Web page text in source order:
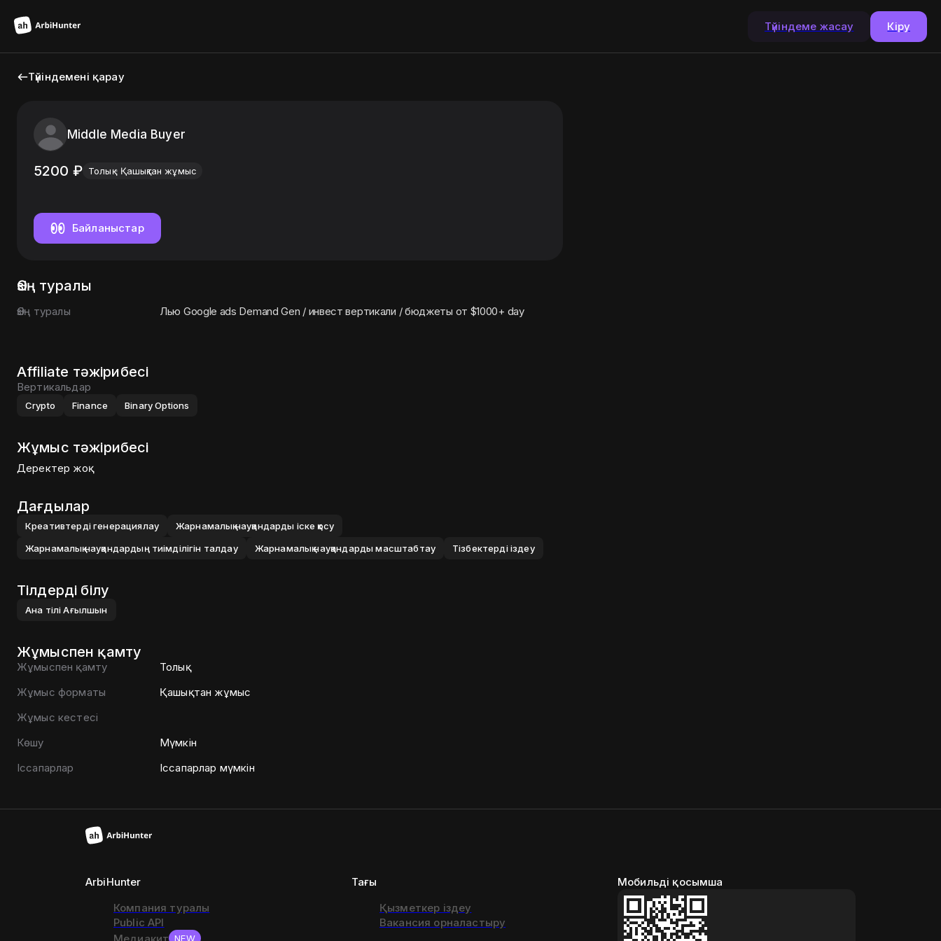
Түйіндеме жасау Кіру
Түйіндемені қарау
Middle Media Buyer
5200 ₽ Толық Қашықтан жұмыс
Байланыстар
Өзің туралы
Өзің туралы Лью Google ads Demand Gen / инвест вертикали / бюджеты от $1000+ day
Affiliate тәжірибесі
Вертикальдар
Crypto Finance Binary Options
Жұмыс тәжірибесі
Деректер жоқ
Дағдылар
Креативтерді генерациялау
Жарнамалық науқандарды іске қосу
Жарнамалық науқандардың тиімділігін талдау
Жарнамалық науқандарды масштабтау Тізбектерді іздеу
Тілдерді білу
Ана тілі Ағылшын
Жұмыспен қамту
Жұмыспен қамту
Толық
Жұмыс форматы
Қашықтан жұмыс
Жұмыс кестесі
Көшу
Мүмкін
Іссапарлар
Іссапарлар мүмкін
ArbiHunter
Компания туралы
Public API
Медиакит NEW
Тағы
Қызметкер іздеу
Вакансия орналастыру
Мобильді қосымша